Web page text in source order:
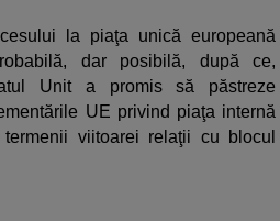
la piaţa unică europeană
dar posibilă, după ce,
Unit a promis să păstreze
UE privind piaţa internă
viitoarei relaţii cu blocul